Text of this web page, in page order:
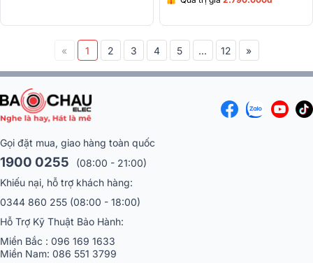
« 1 2 3 4 5 ... 12 »
Gọi đặt mua, giao hàng toàn quốc
1900 0255
(08:00 - 21:00)
Khiếu nại, hỗ trợ khách hàng:
0344 860 255 (08:00 - 18:00)
Hỗ Trợ Kỹ Thuật Bảo Hành:
Miền Bắc : 096 169 1633
Miền Nam: 086 551 3799